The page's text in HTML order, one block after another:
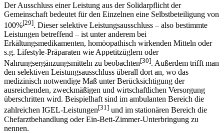
Der Ausschluss einer Leistung aus der Solidarpflicht der
Gemeinschaft bedeutet für den Einzelnen eine Selbstbeteiligung von
100%[29]. Dieser selektive Leistungsausschluss – also bestimmte
Leistungen betreffend – ist unter anderem bei
Erkältungsmedikamenten, homöopathisch wirkenden Mitteln oder
s.g. Lifestyle-Präparaten wie Appetitzüglern oder
Nahrungsergänzungsmitteln zu beobachten[30]. Außerdem trifft man
den selektiven Leistungsausschluss überall dort an, wo das
medizinisch notwendige Maß unter Berücksichtigung der
ausreichenden, zweckmäßigen und wirtschaftlichen Versorgung
überschritten wird. Beispielhaft sind im ambulanten Bereich die
zahlreichen IGEL-Leistungen[31] und im stationären Bereich die
Chefarztbehandlung oder Ein-Bett-Zimmer-Unterbringung zu
nennen.